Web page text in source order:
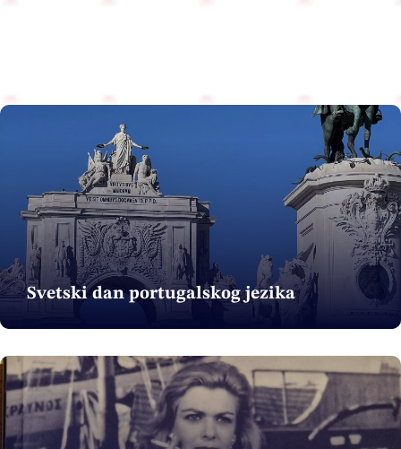
Svetski dan portugalskog jezika